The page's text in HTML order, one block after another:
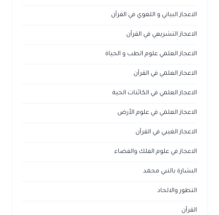
الاعجاز البياني و اللغوي في القرآن
الاعجاز التشريعي في القرآن
الاعجاز العلمي علوم الطب و الحياة
الاعجاز العلمي في القرآن
الاعجاز العلمي في الكائنات الحية
الاعجاز العلمي في علوم الأرض
الاعجاز الغيبي في القرآن
الاعجاز في علوم الفلك والفضاء
البشارة بالنبي محمد
التطور والالحاد
القرآن